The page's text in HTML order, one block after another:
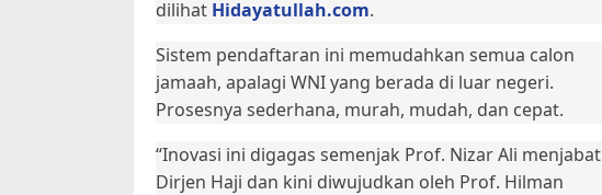
dilihat Hidayatullah.com.
Sistem pendaftaran ini memudahkan semua calon
jamaah, apalagi WNI yang berada di luar negeri.
Prosesnya sederhana, murah, mudah, dan cepat.
“Inovasi ini digagas semenjak Prof. Nizar Ali menjabat
Dirjen Haji dan kini diwujudkan oleh Prof. Hilman